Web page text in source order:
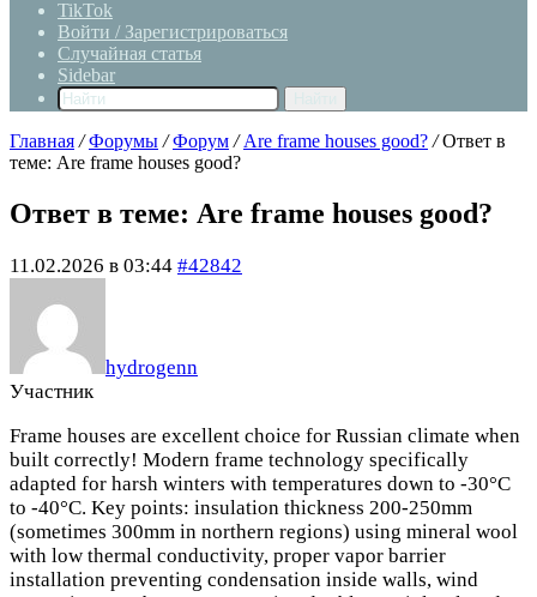
TikTok
Войти / Зарегистрироваться
Случайная статья
Sidebar
Главная / Форумы / Форум / Are frame houses good? / Ответ в
теме: Are frame houses good?
Ответ в теме: Are frame houses good?
11.02.2026 в 03:44 #42842
hydrogenn
Участник
Frame houses are excellent choice for Russian climate when
built correctly! Modern frame technology specifically
adapted for harsh winters with temperatures down to -30°C
to -40°C. Key points: insulation thickness 200-250mm
(sometimes 300mm in northern regions) using mineral wool
with low thermal conductivity, proper vapor barrier
installation preventing condensation inside walls, wind